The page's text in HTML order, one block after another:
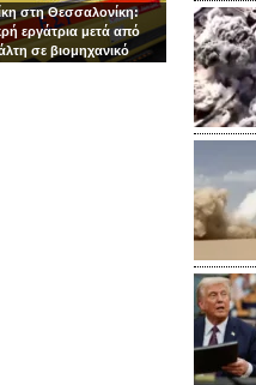
στη Θεσσαλονίκη:
εργάτρια μετά από
σε βιομηχανικό